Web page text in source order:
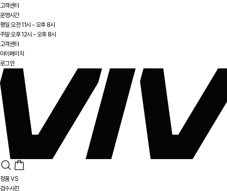
고객센터
운영시간
평일 오전 11시 - 오후 8시
주말 오후 12시 - 오후 8시
고객센터
마이페이지
로그인
정품 VS
검수사진